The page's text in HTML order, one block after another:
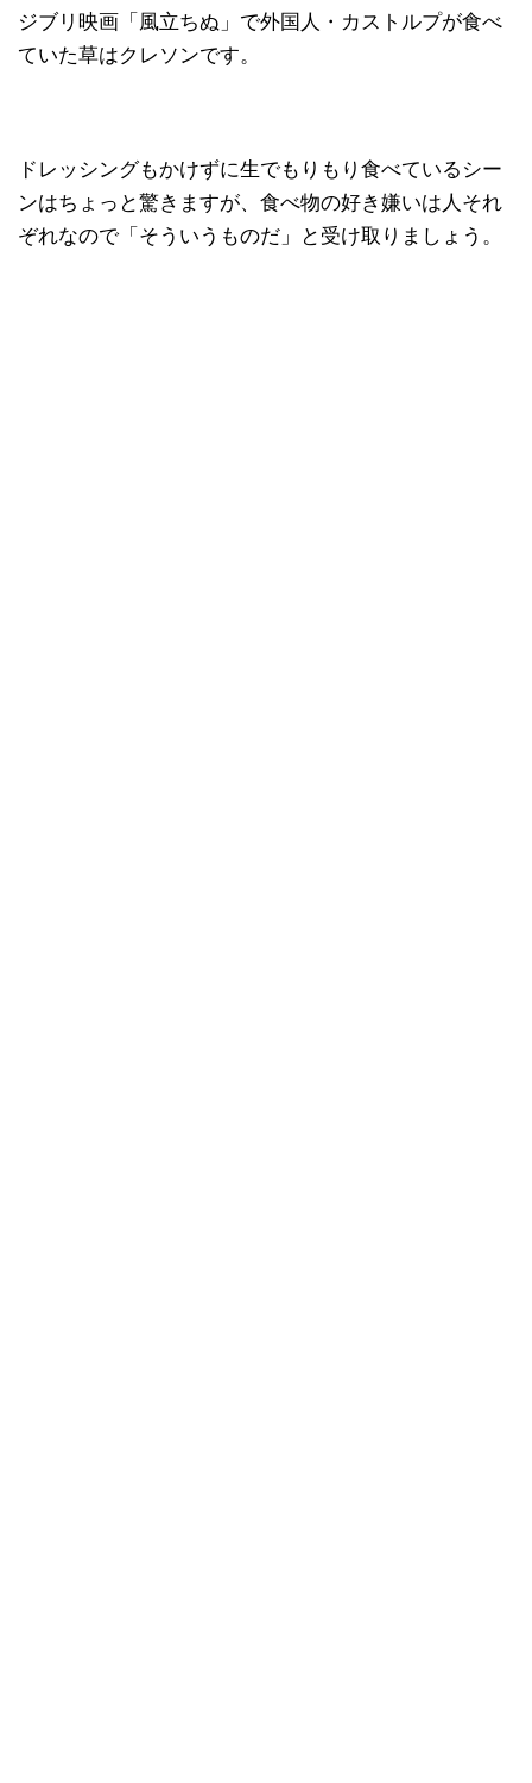
ジブリ映画「風立ちぬ」で外国人・カストルプが食べ
ていた草はクレソンです。
ドレッシングもかけずに生でもりもり食べているシー
ンはちょっと驚きますが、食べ物の好き嫌いは人それ
ぞれなので「そういうものだ」と受け取りましょう。